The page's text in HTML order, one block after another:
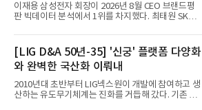
실증에서는 총 13개 구간, 10만6000km 항해를 통해
평균 5.3%의 연료 질감 효과를 입증했다. 이는 연간 1
의 핵심
이재용 삼성전자 회장이 2026년 8월 CEO 브랜드평
판 빅데이터 분석에서 1위를 차지했다. 최태원 SK그
국기업평판연구소(소장 구창환)는 빅데이터뉴스와
함께 60명의 CEO 브랜드를 대상으로 2026년 7월 6
일부터 8월 6일까지 수집된 소비자 빅데이터
7,395,735건을 분석한 결과, 삼성 이재용 회장이 브
랜드평판지수 1,984,715를 기록하며 8월 1위에 올랐
다고 밝혔다. 분석에 활용된 빅데이터는 지난 7월
(14,233,797건) 대비 48.04% 감소한 수치다.8월
[LIG D&A 50년-35] '신궁' 플랫폼 다양화
와 완벽한 국산화 이뤄내
2010년대 초반부터 LIG넥스원이 개발에 참여하고 생
산하는 유도무기체계는 진화를 거듭해 갔다. 기존 무